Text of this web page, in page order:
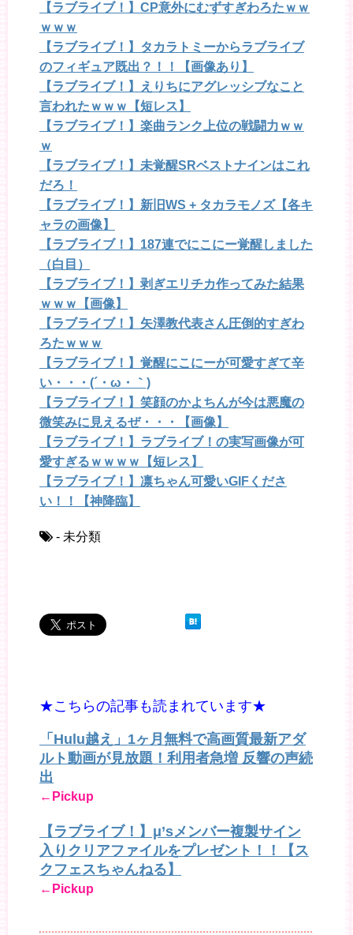
【ラブライブ！】CP意外にむずすぎわろたｗｗ
ｗｗｗ
【ラブライブ！】タカラトミーからラブライブ
のフィギュア既出？！！【画像あり】
【ラブライブ！】えりちにアグレッシブなこと
言われたｗｗｗ【短レス】
【ラブライブ！】楽曲ランク上位の戦闘力ｗｗ
ｗ
【ラブライブ！】未覚醒SRベストナインはこれ
だろ！
【ラブライブ！】新旧WS + タカラモノズ【各キ
ャラの画像】
【ラブライブ！】187連でにこにー覚醒しました
（白目）
【ラブライブ！】剥ぎエリチカ作ってみた結果
ｗｗｗ【画像】
【ラブライブ！】矢澤教代表さん圧倒的すぎわ
ろたｗｗｗ
【ラブライブ！】覚醒にこにーが可愛すぎて辛
い・・・(´・ω・｀)
【ラブライブ！】笑顔のかよちんが今は悪魔の
微笑みに見えるぜ・・・【画像】
【ラブライブ！】ラブライブ！の実写画像が可
愛すぎるｗｗｗｗ【短レス】
【ラブライブ！】凛ちゃん可愛いGIFくださ
い！！【神降臨】
- 未分類
★こちらの記事も読まれています★
「Hulu越え」1ヶ月無料で高画質最新アダ
ルト動画が見放題！利用者急増 反響の声続
出
←Pickup
【ラブライブ！】μ’sメンバー複製サイン
入りクリアファイルをプレゼント！！【ス
クフェスちゃんねる】
←Pickup